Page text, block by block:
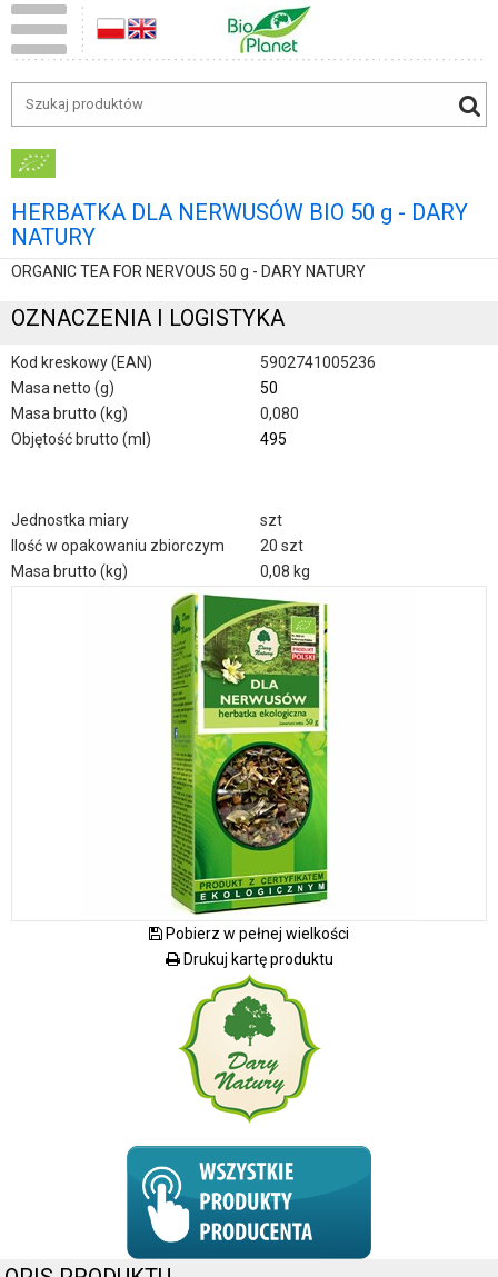
HERBATKA DLA NERWUSÓW BIO 50 g - DARY
NATURY
ORGANIC TEA FOR NERVOUS 50 g - DARY NATURY
OZNACZENIA I LOGISTYKA
Kod kreskowy (EAN)
5902741005236
Masa netto (g)
50
Masa brutto (kg)
0,080
Objętość brutto (ml)
495
Jednostka miary
szt
Ilość w opakowaniu zbiorczym
20 szt
Masa brutto (kg)
0,08 kg
Pobierz w pełnej wielkości
Drukuj kartę produktu